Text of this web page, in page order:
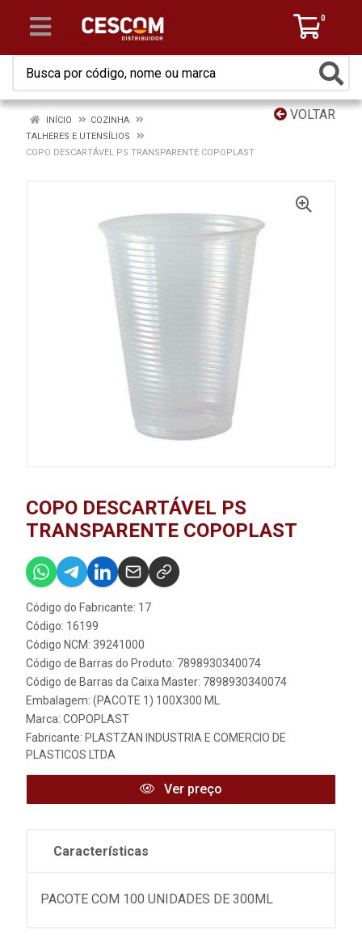
0
VOLTAR
INÍCIO
COZINHA
TALHERES E UTENSÍLIOS
COPO DESCARTÁVEL PS TRANSPARENTE COPOPLAST
COPO DESCARTÁVEL PS
TRANSPARENTE COPOPLAST
Código do Fabricante: 17
Código: 16199
Código NCM: 39241000
Código de Barras do Produto: 7898930340074
Código de Barras da Caixa Master: 7898930340074
Embalagem: (PACOTE 1) 100X300 ML
Marca: COPOPLAST
Fabricante: PLASTZAN INDUSTRIA E COMERCIO DE
PLASTICOS LTDA
Ver preço
Características
PACOTE COM 100 UNIDADES DE 300ML